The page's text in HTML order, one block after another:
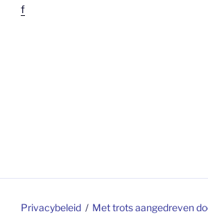
f
Privacybeleid Met trots aangedreven